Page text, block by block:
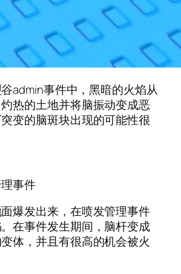
admin事件中，黑暗的火焰从
热的土地并将脑振动变成恶
变的脑斑块出现的可能性很
爆发出来，在喷发管理事件
在事件发生期间，脑杆变成
体，并且有很高的机会被火